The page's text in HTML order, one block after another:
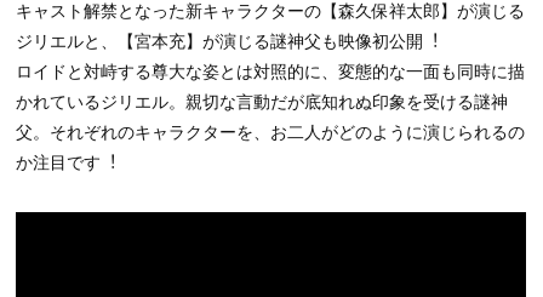
キャスト解禁となった新キャラクターの【森久保祥太郎】が演じる
ジリエルと、【宮本充】が演じる謎神父も映像初公開︕
ロイドと対峙する尊大な姿とは対照的に、変態的な一面も同時に描
かれているジリエル。親切な言動だが底知れぬ印象を受ける謎神
父。それぞれのキャラクターを、お⼆⼈がどのように演じられるの
か注⽬です︕